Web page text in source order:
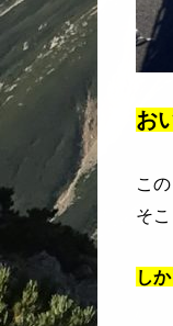
お
こ
そ
し